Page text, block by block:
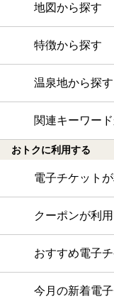
地図から探す
特徴から探す
温泉地から探す
関連キーワー
おトクに利用する
電子チケット
クーポンが利
おすすめ電子
今月の新着電